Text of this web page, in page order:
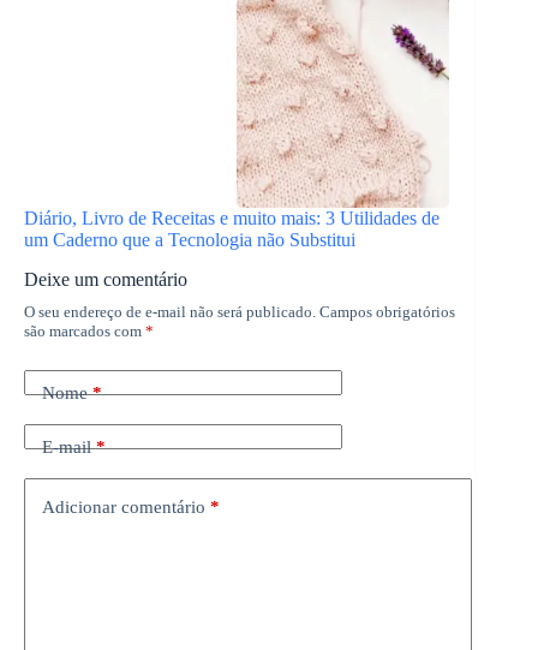
Diário, Livro de Receitas e muito mais: 3 Utilidades de
um Caderno que a Tecnologia não Substitui
Deixe um comentário
O seu endereço de e-mail não será publicado. Campos obrigatórios
são marcados com *
Nome*
E-mail*
Adicionar comentário *